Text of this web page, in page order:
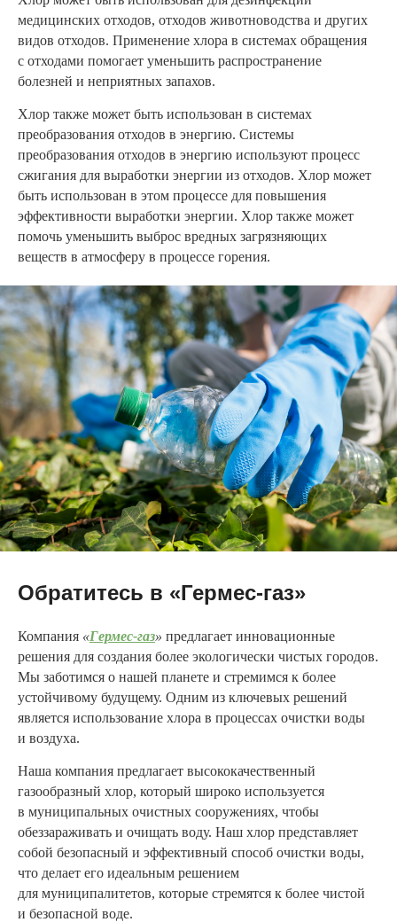
медицинских отходов, отходов животноводства и других
видов отходов. Применение хлора в системах обращения
с отходами помогает уменьшить распространение
болезней и неприятных запахов.
Хлор также может быть использован в системах
преобразования отходов в энергию. Системы
преобразования отходов в энергию используют процесс
сжигания для выработки энергии из отходов. Хлор может
быть использован в этом процессе для повышения
эффективности выработки энергии. Хлор также может
помочь уменьшить выброс вредных загрязняющих
веществ в атмосферу в процессе горения.
Обратитесь в «Гермес-газ»
Компания «Гермес-газ» предлагает инновационные
решения для создания более экологически чистых городов.
Мы заботимся о нашей планете и стремимся к более
устойчивому будущему. Одним из ключевых решений
является использование хлора в процессах очистки воды
и воздуха.
Наша компания предлагает высококачественный
газообразный хлор, который широко используется
в муниципальных очистных сооружениях, чтобы
обеззараживать и очищать воду. Наш хлор представляет
собой безопасный и эффективный способ очистки воды,
что делает его идеальным решением
для муниципалитетов, которые стремятся к более чистой
и безопасной воде.